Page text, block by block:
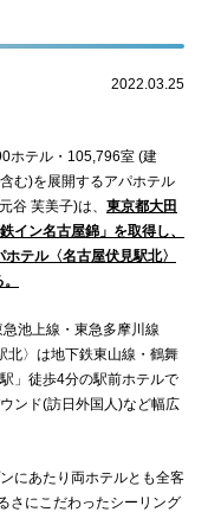
2022.03.25
ホテル・105,796室 (建
む)を展開するアパホテル
谷 芙美子)は、 東京都大田
イン名古屋錦」を取得し、
テル〈名古屋伏見駅北〉
池上線・東急多摩川線
北〉は地下鉄東山線・鶴舞
」徒歩4分の駅前ホテルで
ンド(訪日外国人)など幅広
にあたり両ホテルとも全客
さにこだわったシーリング